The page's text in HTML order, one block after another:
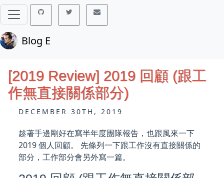
Blog E
[2019 Review] 2019 回顧 (跟工
作無直接關係部分)
DECEMBER 30TH, 2019
趁著手邊剛好在寫半年度團隊報告，也跟風來一下
2019 個人回顧。 先條列一下跟工作沒有直接關係的
部分，工作部分會另外寫一篇。